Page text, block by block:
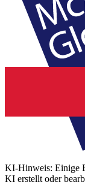
KI-Hinweis: Einige
KI erstellt oder